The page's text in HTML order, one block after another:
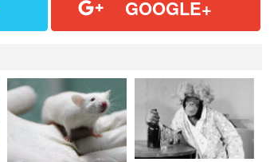
GOOGLE+